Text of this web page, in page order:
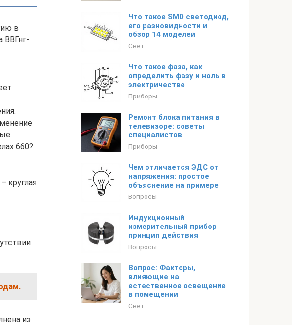
в
ВВГнг-
660?
круглая
из
Что такое SMD светодиод,
его разновидности и
обзор 14 моделей
Свет
Что такое фаза, как
определить фазу и ноль в
электричестве
Приборы
Ремонт блока питания в
телевизоре: советы
специалистов
Приборы
Чем отличается ЭДС от
напряжения: простое
объяснение на примере
Вопросы
Индукционный
измерительный прибор
принцип действия
Вопросы
Вопрос: Факторы,
влияющие на
естественное освещение
в помещении
Свет